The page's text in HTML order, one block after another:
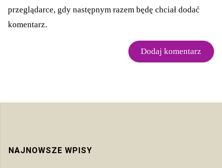
przeglądarce, gdy następnym razem będę chciał dodać
komentarz.
NAJNOWSZE WPISY